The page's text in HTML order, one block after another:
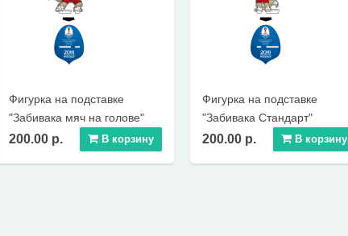
Фигурка на подставке
"Забивака мяч на голове"
200.00 р. В корзину
Фигурка на подставке
"Забивака Стандарт"
200.00 р. В корзину